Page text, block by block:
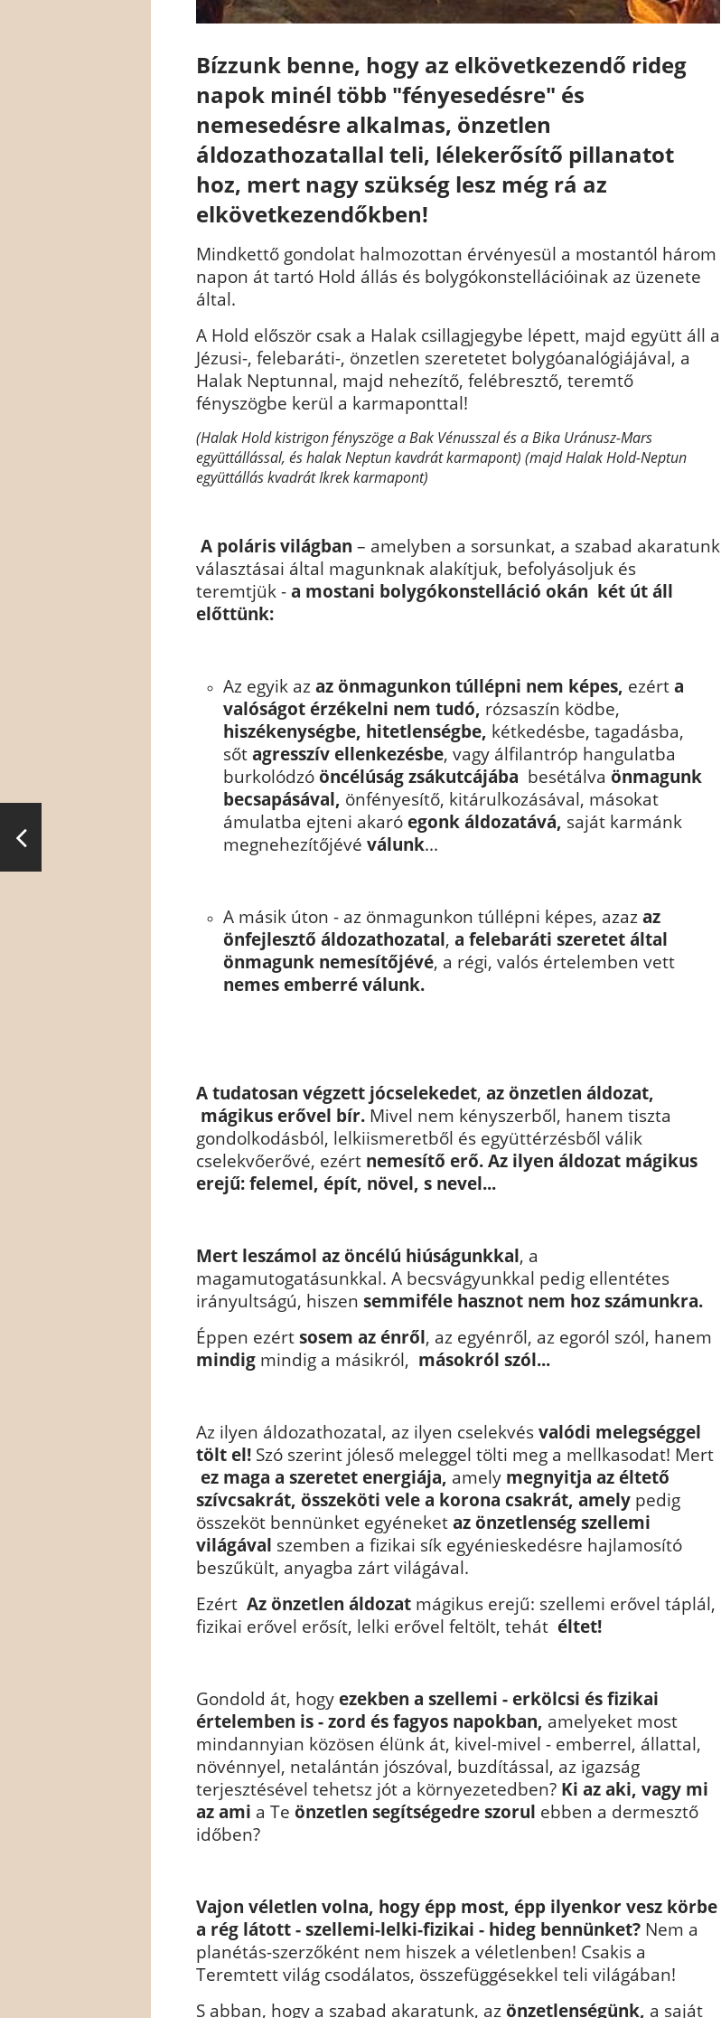
Bízzunk benne, hogy az elkövetkezendő rideg
napok minél több "fényesedésre" és
nemesedésre alkalmas, önzetlen
áldozathozatallal teli, lélekerősítő pillanatot
hoz, mert nagy szükség lesz még rá az
elkövetkezendőkben!
Mindkettő gondolat halmozottan érvényesül a mostantól három
napon át tartó Hold állás és bolygókonstellációinak az üzenete
által.
A Hold először csak a Halak csillagjegybe lépett, majd együtt áll a
Jézusi-, felebaráti-, önzetlen szeretetet bolygóanalógiájával, a
Halak Neptunnal, majd nehezítő, felébresztő, teremtő
fényszögbe kerül a karmaponttal!
(Halak Hold kistrigon fényszöge a Bak Vénusszal és a Bika Uránusz-Mars
együttállással, és halak Neptun kavdrát karmapont) (majd Halak Hold-Neptun
együttállás kvadrát Ikrek karmapont)
A poláris világban – amelyben a sorsunkat, a szabad akaratunk
választásai által magunknak alakítjuk, befolyásoljuk és
teremtjük - a mostani bolygókonstelláció okán két út áll
előttünk:
Az egyik az az önmagunkon túllépni nem képes, ezért a
valóságot érzékelni nem tudó, rózsaszín ködbe,
hiszékenységbe, hitetlenségbe, kétkedésbe, tagadásba,
sőt agresszív ellenkezésbe, vagy álfilantróp hangulatba
burkolódzó öncélúság zsákutcájába besétálva önmagunk
becsapásával, önfényesítő, kitárulkozásával, másokat
ámulatba ejteni akaró egonk áldozatává, saját karmánk
megnehezítőjévé válunk...
A másik úton - az önmagunkon túllépni képes, azaz az
önfejlesztő áldozathozatal, a felebaráti szeretet által
önmagunk nemesítőjévé, a régi, valós értelemben vett
nemes emberré válunk.
A tudatosan végzett jócselekedet, az önzetlen áldozat,
mágikus erővel bír. Mivel nem kényszerből, hanem tiszta
gondolkodásból, lelkiismeretből és együttérzésből válik
cselekvőerővé, ezért nemesítő erő. Az ilyen áldozat mágikus
erejű: felemel, épít, növel, s nevel...
Mert leszámol az öncélú hiúságunkkal, a
magamutogatásunkkal. A becsvágyunkkal pedig ellentétes
irányultságú, hiszen semmiféle hasznot nem hoz számunkra.
Éppen ezért sosem az énről, az egyénről, az egoról szól, hanem
mindig mindig a másikról, másokról szól...
Az ilyen áldozathozatal, az ilyen cselekvés valódi melegséggel
tölt el! Szó szerint jóleső meleggel tölti meg a mellkasodat! Mert
ez maga a szeretet energiája, amely megnyitja az éltető
szívcsakrát, összeköti vele a korona csakrát, amely pedig
összeköt bennünket egyéneket az önzetlenség szellemi
világával szemben a fizikai sík egyénieskedésre hajlamosító
beszűkült, anyagba zárt világával.
Ezért Az önzetlen áldozat mágikus erejű: szellemi erővel táplál,
fizikai erővel erősít, lelki erővel feltölt, tehát éltet!
Gondold át, hogy ezekben a szellemi - erkölcsi és fizikai
értelemben is - zord és fagyos napokban, amelyeket most
mindannyian közösen élünk át, kivel-mivel - emberrel, állattal,
növénnyel, netalántán jószóval, buzdítással, az igazság
terjesztésével tehetsz jót a környezetedben? Ki az aki, vagy mi
az ami a Te önzetlen segítségedre szorul ebben a dermesztő
időben?
Vajon véletlen volna, hogy épp most, épp ilyenkor vesz körbe
a rég látott - szellemi-lelki-fizikai - hideg bennünket? Nem a
planétás-szerzőként nem hiszek a véletlenben! Csakis a
Teremtett világ csodálatos, összefüggésekkel teli világában!
S abban, hogy a szabad akaratunk, az önzetlenségünk, a saját